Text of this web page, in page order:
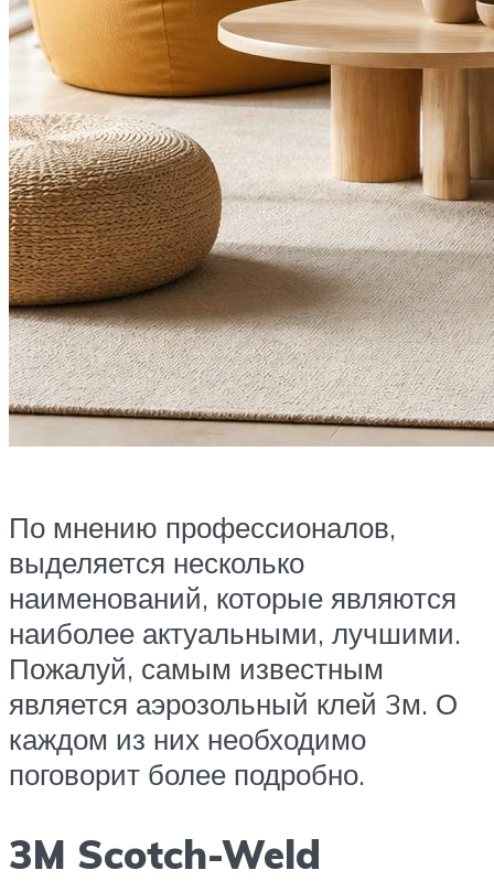
По мнению профессионалов,
выделяется несколько
наименований, которые являются
наиболее актуальными, лучшими.
Пожалуй, самым известным
является аэрозольный клей 3м. О
каждом из них необходимо
поговорит более подробно.
3M Scotch-Weld